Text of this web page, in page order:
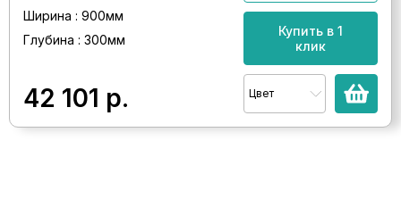
Ширина : 900мм
Глубина : 300мм
42 101 р.
Купить в 1
клик
Цвет